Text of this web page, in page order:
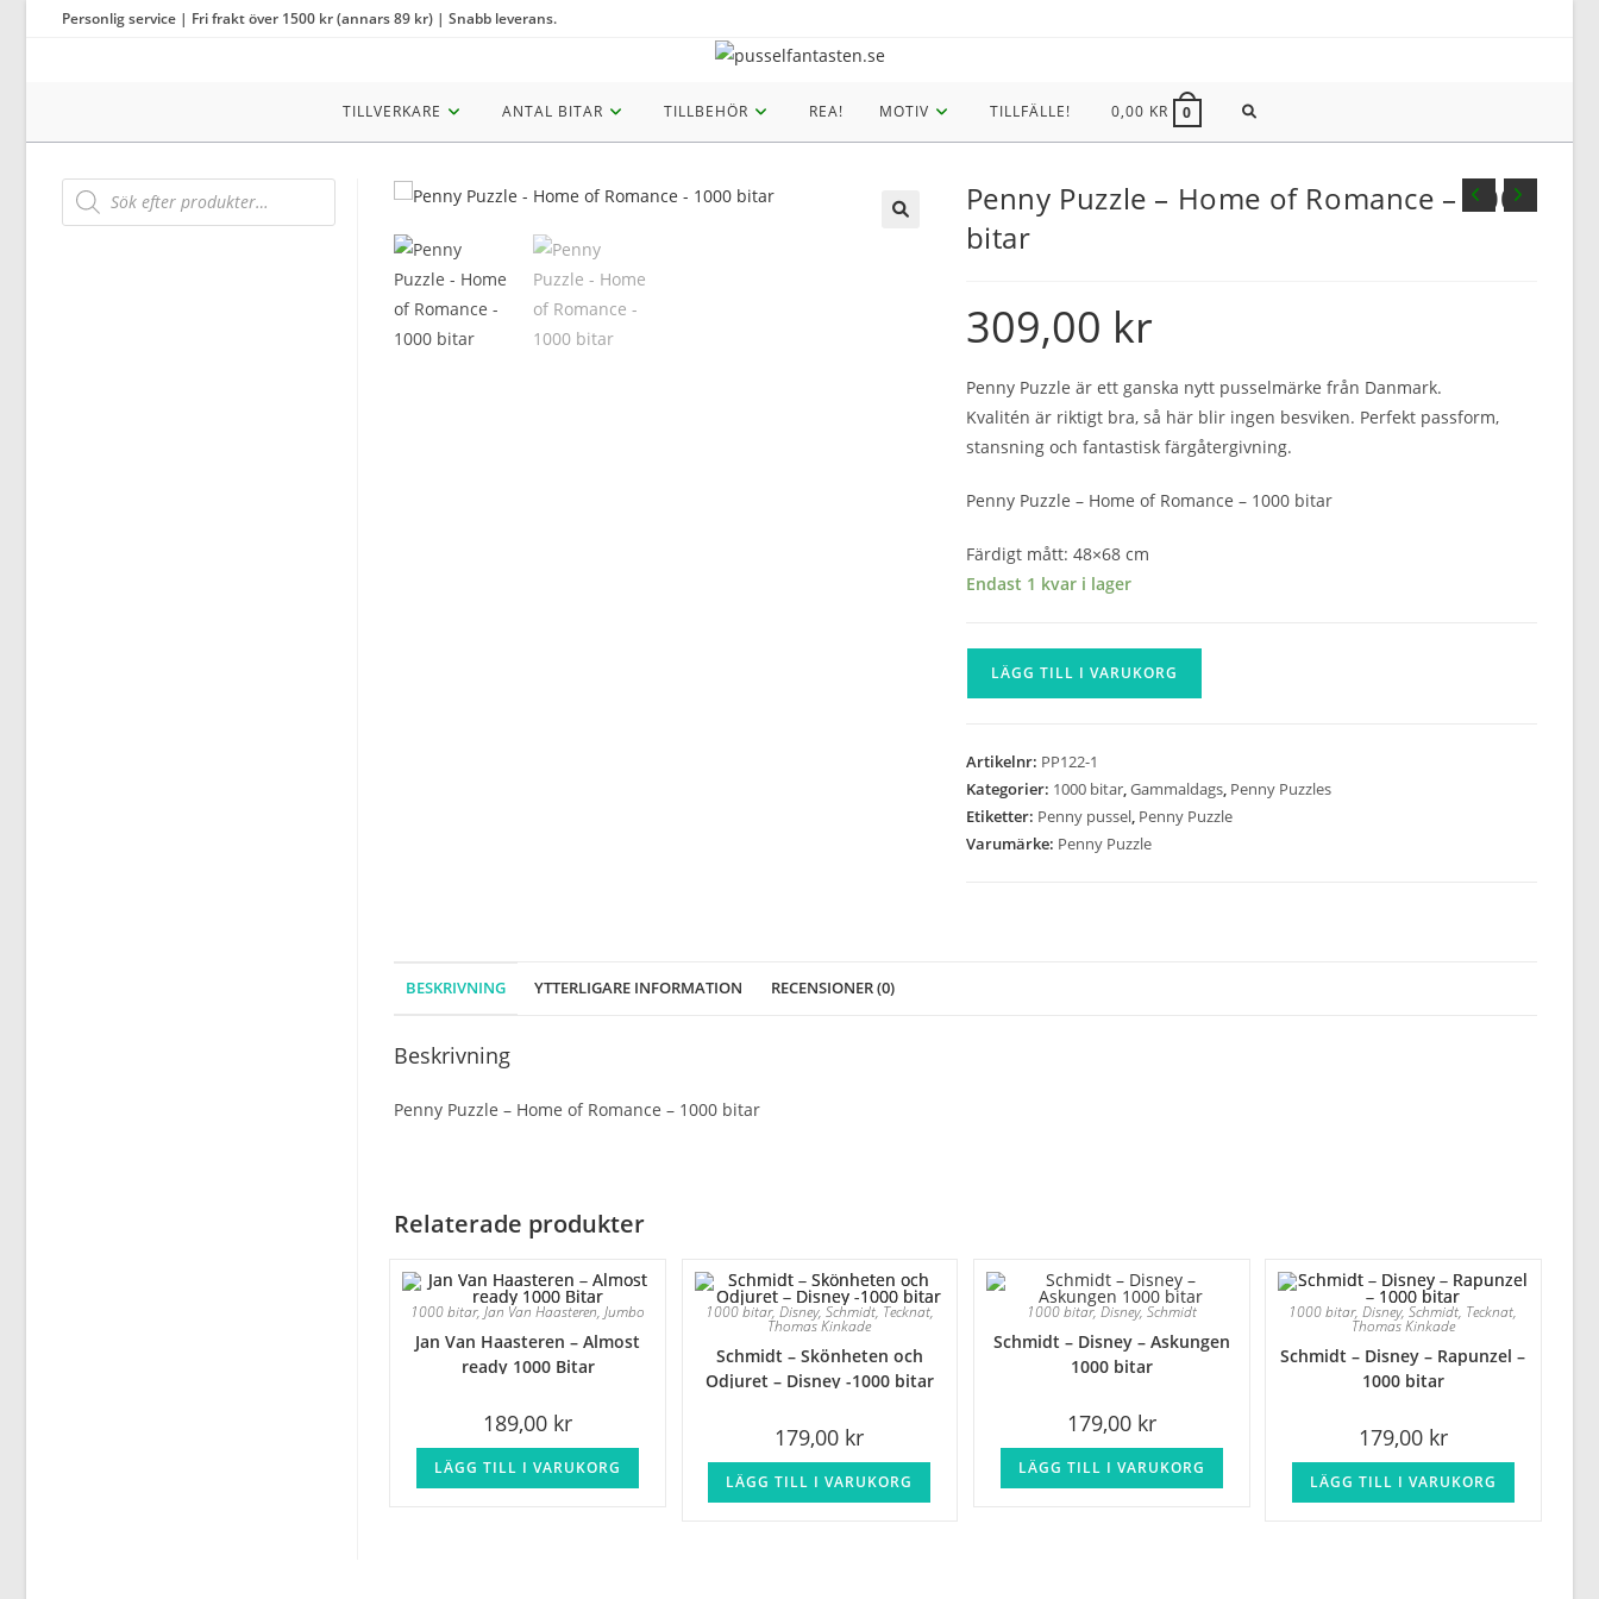
Personlig service | Fri frakt över 1500 kr (annars 89 kr) | Snabb leverans.
TILLVERKARE ANTAL BITAR TILLBEHÖR REA! MOTIV TILLFÄLLE! 0,00 KR 0 SLÅ
Penny Puzzle – Home of Romance – 1000
bitar
309,00 kr
Penny Puzzle är ett ganska nytt pusselmärke från Danmark.
Kvalitén är riktigt bra, så här blir ingen besviken. Perfekt passform,
stansning och fantastisk färgåtergivning.
Penny Puzzle – Home of Romance – 1000 bitar
Färdigt mått: 48×68 cm
Endast 1 kvar i lager
Penny
of
Romance
-
LÄGG TILL I VARUKORG
Artikelnr: PP122-1
Kategorier: 1000 bitar,Gammaldags, Penny Puzzles
Etiketter: Penny pussel, Penny Puzzle
Varumärke: Penny Puzzle
BESKRIVNING YTTERLIGARE INFORMATION RECENSIONER (0)
Beskrivning
Penny Puzzle – Home of Romance – 1000 bitar
Relaterade produkter
1000 bitar,Jan Van Haasteren,Jumbo
Jan Van Haasteren – Almost
ready 1000 Bitar
189,00 kr
LÄGG TILL I VARUKORG
1000 bitar, Disney, Schmidt, Tecknat,
Thomas Kinkade
Schmidt – Skönheten och
Odjuret – Disney -1000 bitar
179,00 kr
LÄGG TILL I VARUKORG
1000 bitar, Disney, Schmidt
Schmidt – Disney – Askungen
1000 bitar
179,00 kr
LÄGG TILL I VARUKORG
1000 bitar,Disney,Schmidt, Tecknat,
Thomas Kinkade
Schmidt – Disney – Rapunzel –
1000 bitar
179,00 kr
LÄGG TILL I VARUKORG
Products
search